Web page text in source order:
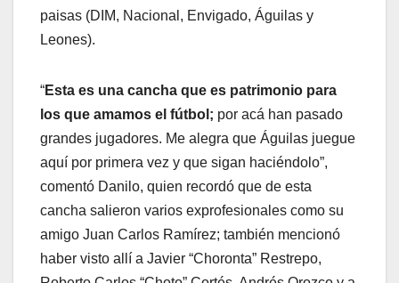
paisas (DIM, Nacional, Envigado, Águilas y
Leones).
“Esta es una cancha que es patrimonio para
los que amamos el fútbol; por acá han pasado
grandes jugadores. Me alegra que Águilas juegue
aquí por primera vez y que sigan haciéndolo”,
comentó Danilo, quien recordó que de esta
cancha salieron varios exprofesionales como su
amigo Juan Carlos Ramírez; también mencionó
haber visto allí a Javier “Choronta” Restrepo,